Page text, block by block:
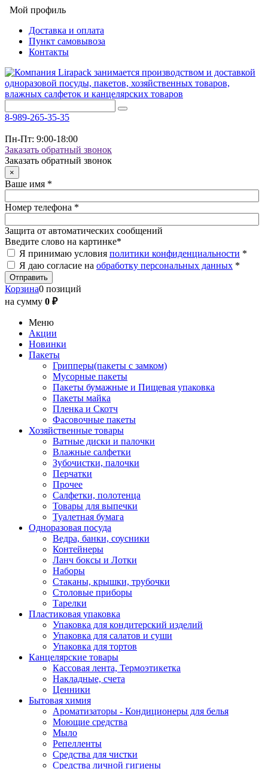
Мой профиль
Доставка и оплата
Пункт самовывоза
Контакты
8-989-265-35-35
Пн-Пт: 9:00-18:00
Заказать обратный звонок
Заказать обратный звонок
×
Ваше имя *
Номер телефона *
Защита от автоматических сообщений
Введите слово на картинке*
Я принимаю условия политики конфиденциальности *
Я даю согласие на обработку персональных данных *
Корзина0 позиций
на сумму 0 ₽
Меню
Акции
Новинки
Пакеты
Грипперы(пакеты с замком)
Мусорные пакеты
Пакеты бумажные и Пищевая упаковка
Пакеты майка
Пленка и Скотч
Фасовочные пакеты
Хозяйственные товары
Ватные диски и палочки
Влажные салфетки
Зубочистки, палочки
Перчатки
Прочее
Салфетки, полотенца
Товары для выпечки
Туалетная бумага
Одноразовая посуда
Ведра, банки, соусники
Контейнеры
Ланч боксы и Лотки
Наборы
Стаканы, крышки, трубочки
Столовые приборы
Тарелки
Пластиковая упаковка
Упаковка для кондитерский изделий
Упаковка для салатов и суши
Упаковка для тортов
Канцелярские товары
Кассовая лента, Термоэтикетка
Накладные, счета
Ценники
Бытовая химия
Ароматизаторы - Кондиционеры для белья
Моющие средства
Мыло
Репелленты
Средства для чистки
Средства личной гигиены